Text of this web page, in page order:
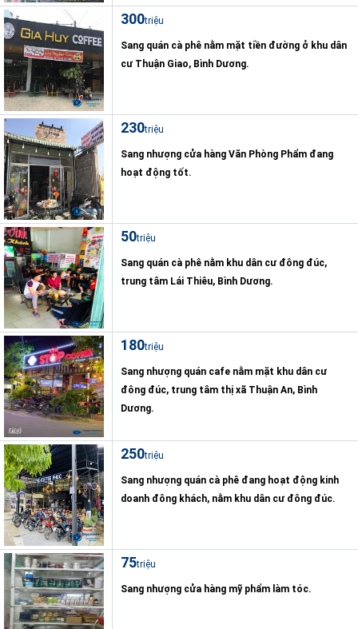
300triệu
Sang quán cà phê nằm mặt tiền đường ở khu dân
cư Thuận Giao, Bình Dương.
230triệu
Sang nhượng cửa hàng Văn Phòng Phẩm đang
hoạt động tốt.
50triệu
Sang quán cà phê nằm khu dân cư đông đúc,
trung tâm Lái Thiêu, Bình Dương.
180triệu
Sang nhượng quán cafe nằm mặt khu dân cư
đông đúc, trung tâm thị xã Thuận An, Bình
Dương.
250triệu
Sang nhượng quán cà phê đang hoạt động kinh
doanh đông khách, nằm khu dân cư đông đúc.
75triệu
Sang nhượng cửa hàng mỹ phẩm làm tóc.